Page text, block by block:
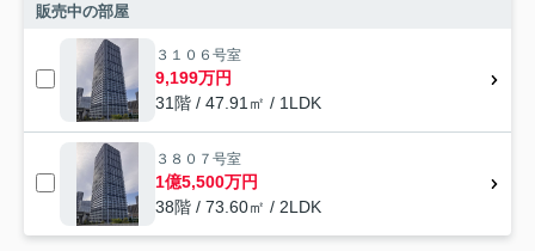
販売中の部屋
３１０６号室
9,199万円
31階 / 47.91㎡ / 1LDK
３８０７号室
1億5,500万円
38階 / 73.60㎡ / 2LDK